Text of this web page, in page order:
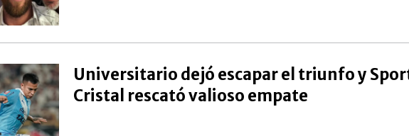
Universitario dejó escapar el triunfo y
Cristal rescató valioso empate